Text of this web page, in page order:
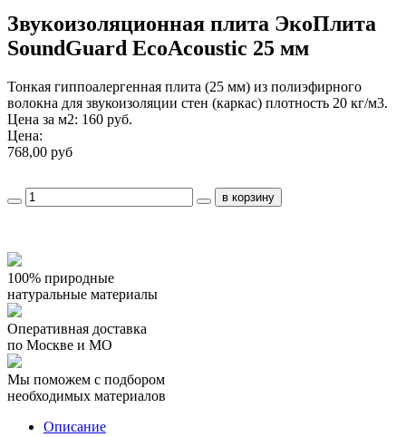
Звукоизоляционная плита ЭкоПлита
SoundGuard EcoAcoustic 25 мм
Тонкая гиппоалергенная плита (25 мм) из полиэфирного
волокна для звукоизоляции стен (каркас) плотность 20 кг/м3.
Цена за м2: 160 руб.
Цена:
768,00 руб
100% природные
натуральные материалы
Оперативная доставка
по Москве и МО
Мы поможем с подбором
необходимых материалов
Описание